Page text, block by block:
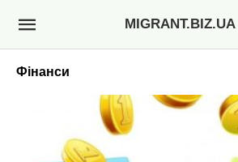
MIGRANT.BIZ.UA
Фінанси